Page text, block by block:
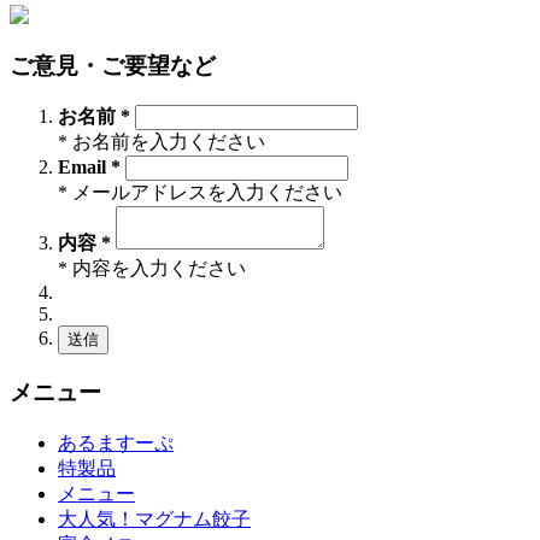
ご意見・ご要望など
お名前 *
* お名前を入力ください
Email *
* メールアドレスを入力ください
内容 *
* 内容を入力ください
送信
メニュー
あるますーぷ
特製品
メニュー
大人気！マグナム餃子